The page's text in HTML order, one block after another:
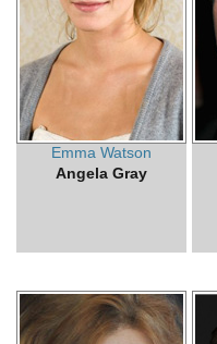
Emma Watson
Angela Gray